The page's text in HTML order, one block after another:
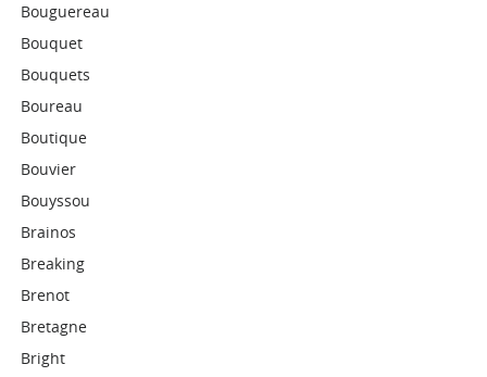
Bouguereau
Bouquet
Bouquets
Boureau
Boutique
Bouvier
Bouyssou
Brainos
Breaking
Brenot
Bretagne
Bright